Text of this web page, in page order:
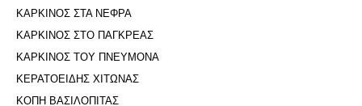
ΚΑΡΚΙΝΟΣ ΣΤΑ ΝΕΦΡΑ
ΚΑΡΚΙΝΟΣ ΣΤΟ ΠΑΓΚΡΕΑΣ
ΚΑΡΚΙΝΟΣ ΤΟΥ ΠΝΕΥΜΟΝΑ
ΚΕΡΑΤΟΕΙΔΗΣ ΧΙΤΩΝΑΣ
ΚΟΠΗ ΒΑΣΙΛΟΠΙΤΑΣ